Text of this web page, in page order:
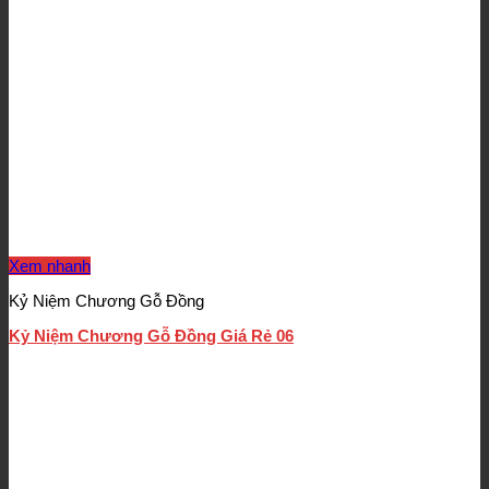
Xem nhanh
Kỷ Niệm Chương Gỗ Đồng
Kỷ Niệm Chương Gỗ Đồng Giá Rẻ 06